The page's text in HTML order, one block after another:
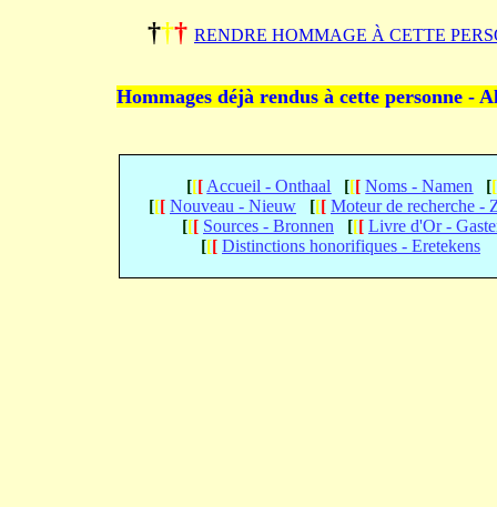
††† RENDRE HOMMAGE À CETTE
Hommages déjà rendus à cette personne -
[[[ Accueil - Onthaal [[[ Noms - Namen [[
[[[ Nouveau - Nieuw [[[ Moteur de recherche -
[[[ Sources - Bronnen [[[ Livre d'Or -
[[[ Distinctions honorifiques - Eretekens